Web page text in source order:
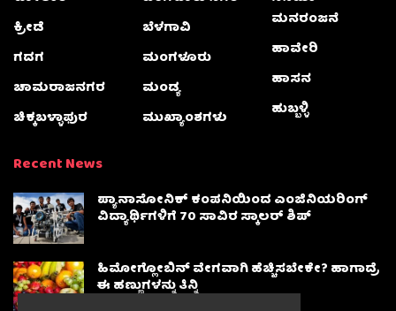
ಕ್ರೀಡೆ
ಗದಗ
ಚಾಮರಾಜನಗರ
ಚಿಕ್ಕಬಳ್ಳಾಫುರ
ಬೆಳಗಾವಿ
ಮಂಗಳೂರು
ಮಂಡ್ಯ
ಮುಖ್ಯಾಂಶಗಳು
ಮನರಂಜನೆ
ಹಾವೇರಿ
ಹಾಸನ
ಹುಬ್ಬಳ್ಳಿ
Recent News
ಪ್ಯಾನಾಸೋನಿಕ್ ಕಂಪನಿಯಿಂದ ಎಂಜಿನಿಯರಿಂಗ್
ವಿದ್ಯಾರ್ಥಿಗಳಿಗೆ 70 ಸಾವಿರ ಸ್ಕಾಲರ್ ಶಿಪ್
ಹಿಮೋಗ್ಲೋಬಿನ್ ವೇಗವಾಗಿ ಹೆಚ್ಚಿಸಬೇಕೇ? ಹಾಗಾದ್ರೆ
ಈ ಹಣ್ಣುಗಳನ್ನು ತಿನ್ನಿ